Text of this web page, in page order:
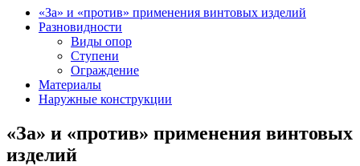
«За» и «против» применения винтовых изделий
Разновидности
Виды опор
Ступени
Ограждение
Материалы
Наружные конструкции
«За» и «против» применения винтовых
изделий